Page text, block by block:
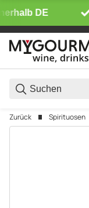
DE
Zurück Spirituosen